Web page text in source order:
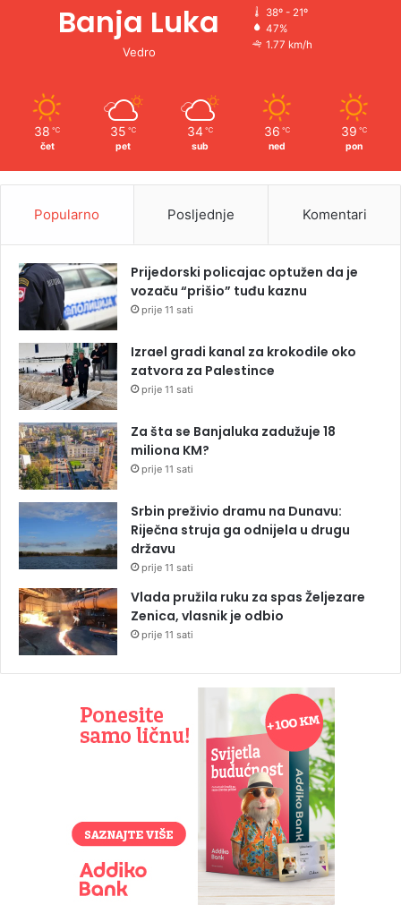
Banja Luka
Vedro
38º - 21º
47%
1.77 km/h
38 ℃
čet
35 ℃
pet
34 ℃
sub
36 ℃
ned
39 ℃
pon
Popularno Posljednje Komentari
Prijedorski policajac optužen da je
vozaču “prišio” tuđu kaznu
prije 11 sati
Izrael gradi kanal za krokodile oko
zatvora za Palestince
prije 11 sati
Za šta se Banjaluka zadužuje 18
miliona KM?
prije 11 sati
Srbin preživio dramu na Dunavu:
Riječna struja ga odnijela u drugu
državu
prije 11 sati
Vlada pružila ruku za spas Željezare
Zenica, vlasnik je odbio
prije 11 sati